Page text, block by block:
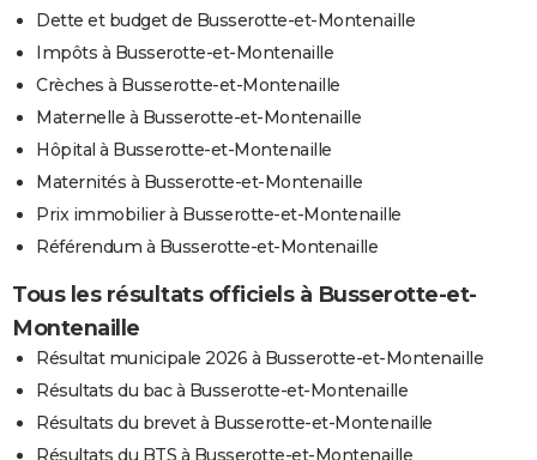
Dette et budget de Busserotte-et-Montenaille
Impôts à Busserotte-et-Montenaille
Crèches à Busserotte-et-Montenaille
Maternelle à Busserotte-et-Montenaille
Hôpital à Busserotte-et-Montenaille
Maternités à Busserotte-et-Montenaille
Prix immobilier à Busserotte-et-Montenaille
Référendum à Busserotte-et-Montenaille
Tous les résultats officiels à Busserotte-et-
Montenaille
Résultat municipale 2026 à Busserotte-et-Montenaille
Résultats du bac à Busserotte-et-Montenaille
Résultats du brevet à Busserotte-et-Montenaille
Résultats du BTS à Busserotte-et-Montenaille